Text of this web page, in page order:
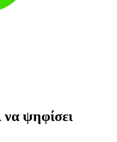
ψηφίσει